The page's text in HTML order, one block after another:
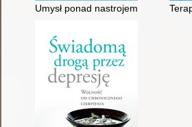
Umysł ponad nastrojem : zmień